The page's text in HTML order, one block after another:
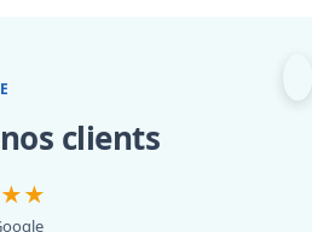
clients